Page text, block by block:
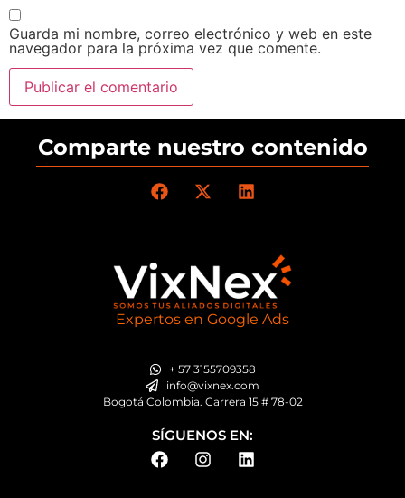
Guarda mi nombre, correo electrónico y web en este
navegador para la próxima vez que comente.
Comparte nuestro contenido
Expertos en Google Ads
+ 57 3155709358
info@vixnex.com
Bogotá Colombia. Carrera 15 # 78-02
SÍGUENOS EN: